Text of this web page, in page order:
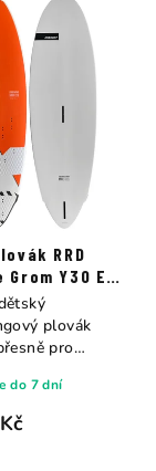
RRD
Grom Y30 E-
do 7 dní
plovák
pro